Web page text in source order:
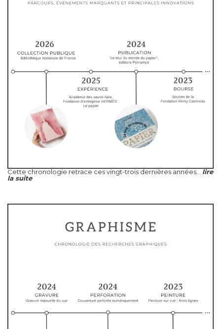
Cette chronologie retrace ces vingt-trois dernières années... lire
la suite